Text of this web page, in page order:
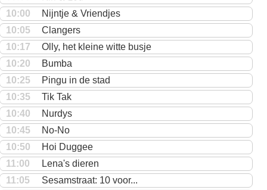
10:00
Nijntje & Vriendjes
10:05
Clangers
10:17
Olly, het kleine witte busje
10:20
Bumba
10:25
Pingu in de stad
10:35
Tik Tak
10:40
Nurdys
10:45
No-No
10:50
Hoi Duggee
11:00
Lena's dieren
11:05
Sesamstraat: 10 voor...